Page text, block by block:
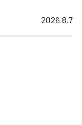
2026.8.7